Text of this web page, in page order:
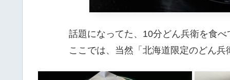
話題になってた、10分どん兵衛を食
ここでは、当然「北海道限定のどん兵